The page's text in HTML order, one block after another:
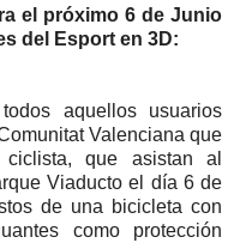
el próximo 6 de Junio
del Esport en 3D:
aquellos usuarios
Valenciana que
que asistan al
Viaducto el día 6 de
de una bicicleta con
como protección